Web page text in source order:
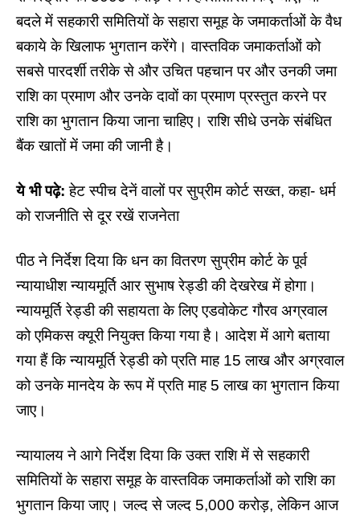
बदले में सहकारी समितियों के सहारा समूह के जमाकर्ताओं के वैध
बकाये के खिलाफ भुगतान करेंगे। वास्तविक जमाकर्ताओं को
सबसे पारदर्शी तरीके से और उचित पहचान पर और उनकी जमा
राशि का प्रमाण और उनके दावों का प्रमाण प्रस्तुत करने पर
राशि का भुगतान किया जाना चाहिए। राशि सीधे उनके संबंधित
बैंक खातों में जमा की जानी है।
ये भी पढ़े: हेट स्पीच देनें वालों पर सुप्रीम कोर्ट सख्त, कहा- धर्म
को राजनीति से दूर रखें राजनेता
पीठ ने निर्देश दिया कि धन का वितरणसुप्रीम कोर्टके पूर्व
न्यायाधीश न्यायमूर्ति आर सुभाष रेड्डी की देखरेख में होगा।
न्यायमूर्ति रेड्डी की सहायता के लिए एडवोकेट गौरव अग्रवाल
को एमिकस क्यूरी नियुक्त किया गया है। आदेश में आगे बताया
गया हैं कि न्यायमूर्ति रेड्डी को प्रति माह 15 लाख और अग्रवाल
को उनके मानदेय के रूप में प्रति माह 5 लाख का भुगतान किया
जाए।
न्यायालय ने आगे निर्देश दिया कि उक्त राशि में से सहकारी
समितियों के सहारा समूह के वास्तविक जमाकर्ताओं को राशि का
भुगतान किया जाए। जल्द से जल्द 5,000 करोड़, लेकिन आज